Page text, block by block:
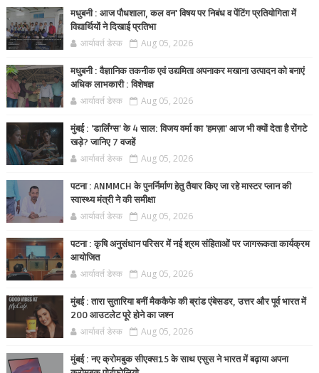
मधुबनी : आज पौधशाला, कल वन' विषय पर निबंध व पेंटिंग प्रतियोगिता में
विद्यार्थियों ने दिखाई प्रतिभा
आर्यावर्त डेस्क Aug 05, 2026
मधुबनी : वैज्ञानिक तकनीक एवं उद्यमिता अपनाकर मखाना उत्पादन को बनाएं
अधिक लाभकारी : विशेषज्ञ
आर्यावर्त डेस्क Aug 05, 2026
मुंबई : 'डार्लिंग्स' के 4 साल: विजय वर्मा का 'हमज़ा' आज भी क्यों देता है रोंगटे
खड़े? जानिए 7 वजहें
आर्यावर्त डेस्क Aug 05, 2026
पटना : ANMMCH के पुनर्निर्माण हेतु तैयार किए जा रहे मास्टर प्लान की
स्वास्थ्य मंत्री ने की समीक्षा
आर्यावर्त डेस्क Aug 05, 2026
पटना : कृषि अनुसंधान परिसर में नई श्रम संहिताओं पर जागरूकता कार्यक्रम
आयोजित
आर्यावर्त डेस्क Aug 05, 2026
मुंबई : तारा सुतारिया बनीं मैककैफे की ब्रांड एंबेसडर, उत्तर और पूर्व भारत में
200 आउटलेट पूरे होने का जश्न
आर्यावर्त डेस्क Aug 05, 2026
मुंबई : नए क्रोमबुक सीएक्स15 के साथ एसुस ने भारत में बढ़ाया अपना